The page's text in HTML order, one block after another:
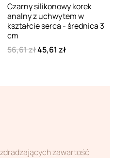
Czarny silikonowy korek
analny z uchwytem w
kształcie serca - średnica 3
cm
56,61 zł45,61 zł
zawartość